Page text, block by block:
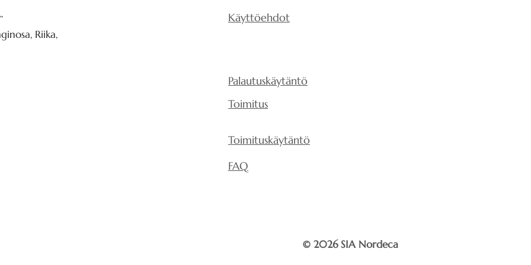
Riika,
Käyttöehdot
Palautuskäytäntö
Toimitus
Toimituskäytäntö
FAQ
© 2026 SIA Nordeca